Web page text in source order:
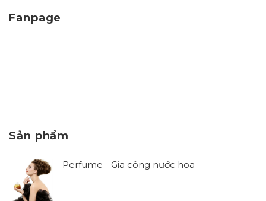
Fanpage
Sản phẩm
Perfume - Gia công nước hoa